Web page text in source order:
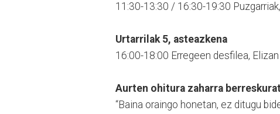
11:30-13:30 / 16:30-19:30
Urtarrilak 5, asteazkena
16:00-18:00 Erregeen desfilea,
Aurten ohitura zaharra
“Baina oraingo honetan, ez ditugu